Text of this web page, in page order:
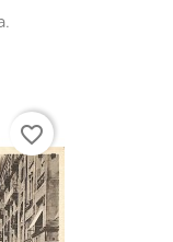
favorite_border